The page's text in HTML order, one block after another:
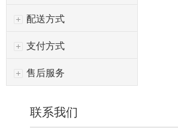
配送方式
支付方式
售后服务
联系我们